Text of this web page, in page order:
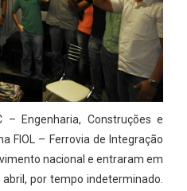
– Engenharia, Construções e
FIOL – Ferrovia de Integração
nacional e entraram em
por tempo indeterminado.